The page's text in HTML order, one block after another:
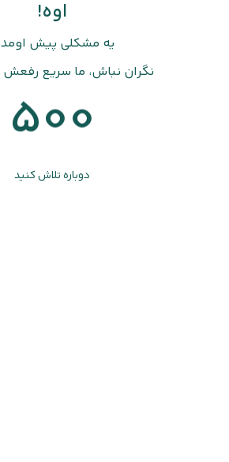
اوه!
یه مشکلی پیش
نگران نباش، ما سریع
500
دوباره تلاش کنید